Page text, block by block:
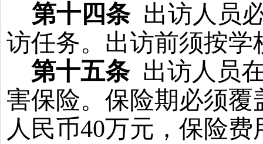
第十四条 出访人员
访任务。出访前须按
第十五条 出访人员
害保险。保险期必须
人民币40万元，保险费